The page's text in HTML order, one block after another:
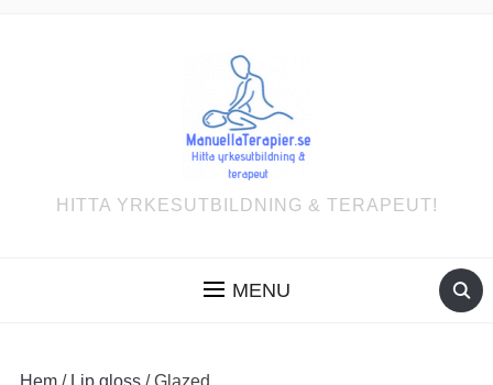
HITTA YRKESUTBILDNING & TERAPEUT!
MENU
Hem/ Lip gloss/ Glazed